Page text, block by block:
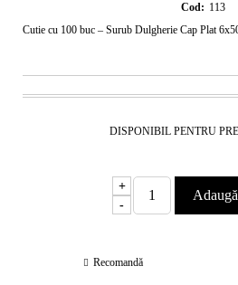
Cod: 113
Cutie cu 100 buc – Surub Dulgherie Cap Plat
DISPONIBIL PENTRU
+
-
Recomandă